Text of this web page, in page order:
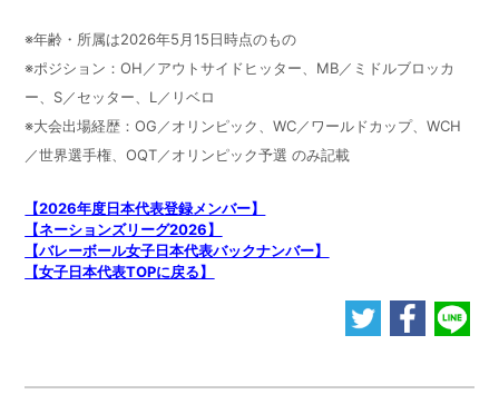
※年齢・所属は2026年5月15日時点のもの
※ポジション：OH／アウトサイドヒッター、MB／ミドルブロッカ
ー、S／セッター、L／リベロ
※大会出場経歴：OG／オリンピック、WC／ワールドカップ、WCH
／世界選手権、OQT／オリンピック予選 のみ記載
【2026年度日本代表登録メンバー】
【ネーションズリーグ2026】
【バレーボール女子日本代表バックナンバー】
【女子日本代表TOPに戻る】